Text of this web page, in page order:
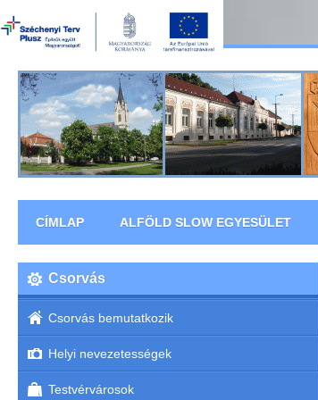
CÍMLAP ALFÖLD SLOW EGYESÜLET
Csorvás
Csorvás bemutatkozik
Helyi nevezetességek
Testvérvárosok